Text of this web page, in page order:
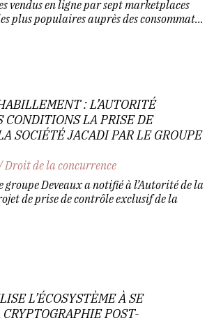
vendus en ligne par sept marketplaces
plus populaires auprès des consommat...
: L’AUTORITÉ
CONDITIONS LA PRISE DE
SOCIÉTÉ JACADI PAR LE GROUPE
Droit de la concurrence
groupe Deveaux a notifié à l’Autorité de la
de prise de contrôle exclusif de la
L’ÉCOSYSTÈME À SE
POST-